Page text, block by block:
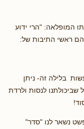
המופלאה: "הרי ידוע
ראשי התיבות של:
בלילה זה- ניתן
לנסות ולרדת
נשאר לנו "סדר"